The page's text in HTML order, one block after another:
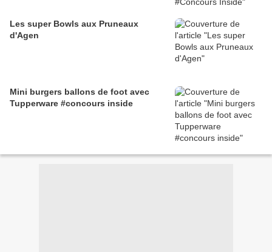
Les super Bowls aux Pruneaux
d'Agen
Mini burgers ballons de foot avec
Tupperware #concours inside